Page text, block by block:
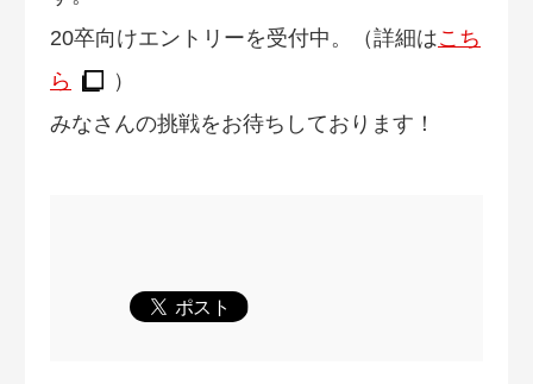
20卒向けエントリーを受付中。（詳細はこち
ら
）
みなさんの挑戦をお待ちしております！